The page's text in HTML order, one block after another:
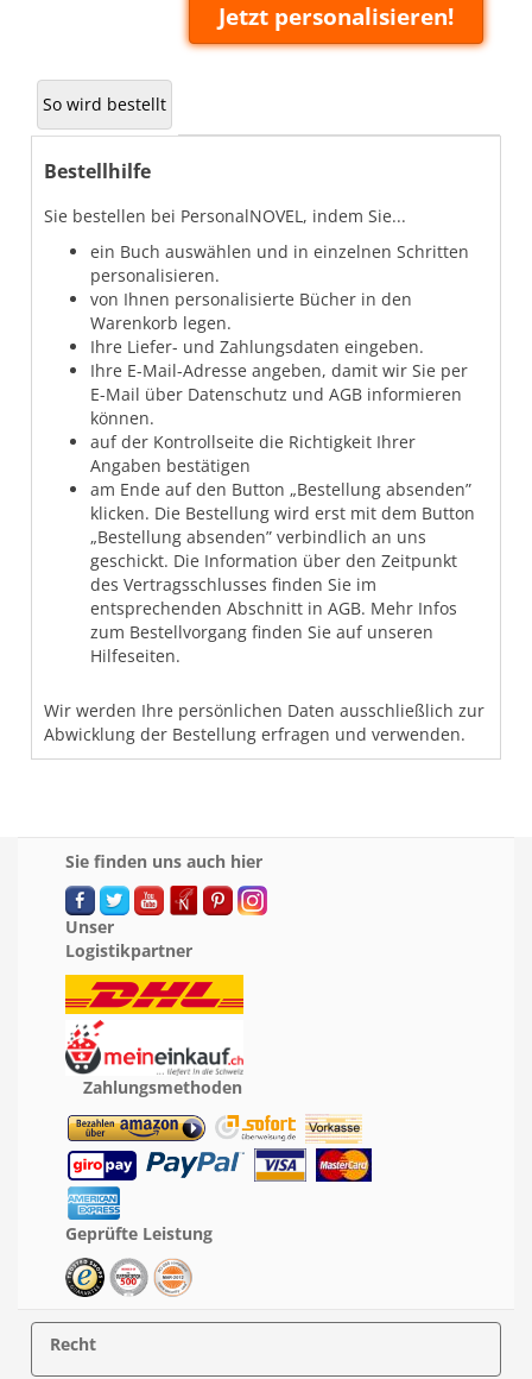
Jetzt personalisieren!
So wird bestellt
Bestellhilfe
Sie bestellen bei PersonalNOVEL, indem Sie...
ein Buch auswählen und in einzelnen Schritten
personalisieren.
von Ihnen personalisierte Bücher in den
Warenkorb legen.
Ihre Liefer- und Zahlungsdaten eingeben.
Ihre E-Mail-Adresse angeben, damit wir Sie per
E-Mail über Datenschutz und AGB informieren
können.
auf der Kontrollseite die Richtigkeit Ihrer
Angaben bestätigen
am Ende auf den Button „Bestellung absenden”
klicken. Die Bestellung wird erst mit dem Button
„Bestellung absenden” verbindlich an uns
geschickt. Die Information über den Zeitpunkt
des Vertragsschlusses finden Sie im
entsprechenden Abschnitt in AGB. Mehr Infos
zum Bestellvorgang finden Sie auf unseren
Hilfeseiten.
Wir werden Ihre persönlichen Daten ausschließlich zur
Abwicklung der Bestellung erfragen und verwenden.
Sie finden uns auch hier
Unser
Logistikpartner
Zahlungsmethoden
Geprüfte Leistung
Recht